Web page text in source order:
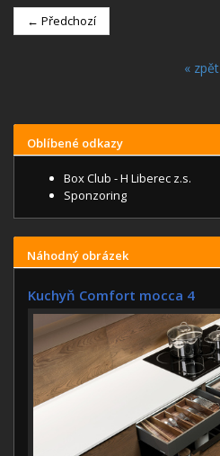
← Předchozí
« zpět
Oblíbené odkazy
Box Club - H Liberec z.s.
Sponzoring
Náhodný obrázek
Kuchyň Comfort mocca 4